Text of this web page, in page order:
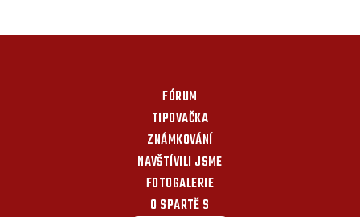
FÓRUM
TIPOVAČKA
ZNÁMKOVÁNÍ
NAVŠTÍVILI JSME
FOTOGALERIE
O SPARTĚ S